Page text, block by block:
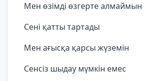
Мен өзімді өзгерте алмаймын
Сені қатты тартады
Мен ағысқа қарсы жүземін
Сенсіз шыдау мүмкін емес